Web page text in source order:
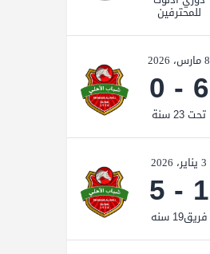
للمحترفين
8 مارس، 2026
6
-
0 تحت 23 سنة
3 يناير، 2026
1
-
5 فريق19 سنه